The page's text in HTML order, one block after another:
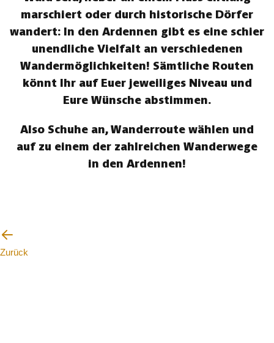
marschiert oder durch historische Dörfer
wandert: In den Ardennen gibt es eine schier
unendliche Vielfalt an verschiedenen
Wandermöglichkeiten! Sämtliche Routen
könnt Ihr auf Euer jeweiliges Niveau und
Eure Wünsche abstimmen.
Also Schuhe an, Wanderroute wählen und
auf zu einem der zahlreichen Wanderwege
in den Ardennen!
Zurück